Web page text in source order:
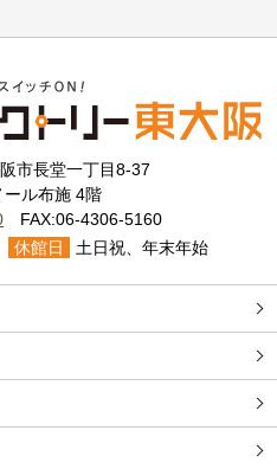
市長堂一丁目8-37
ール布施 4階
FAX:06-4306-5160
休館日 土日祝、年末年始